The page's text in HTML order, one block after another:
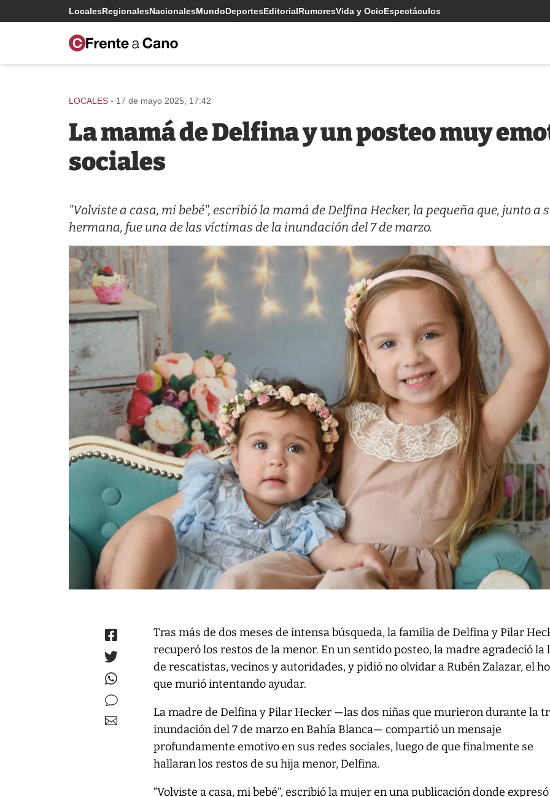
LocalesRegionalesNacionalesMundoDeportesEditorialRumoresVida y OcioEspectáculos
LOCALES - 17 de mayo 2025, 17:42
La mamá de Delfina y un posteo muy
sociales
"Volviste a casa, mi bebé", escribió la mamá de Delfina Hecker, la pequeña que, junto a
hermana, fue una de las víctimas de la inundación del 7 de marzo.
Tras más de dos meses de intensa búsqueda, la familia de Delfina y Pilar
recuperó los restos de la menor. En un sentido posteo, la madre agradeció la
de rescatistas, vecinos y autoridades, y pidió no olvidar a Rubén Zalazar, el
que murió intentando ayudar.
La madre de Delfina y Pilar Hecker —las dos niñas que murieron durante la
inundación del 7 de marzo en Bahía Blanca— compartió un mensaje
profundamente emotivo en sus redes sociales, luego de que finalmente se
hallaran los restos de su hija menor, Delfina.
“Volviste a casa, mi bebé”, escribió la mujer en una publicación donde